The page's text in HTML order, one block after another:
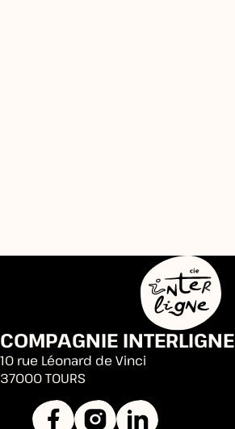
COMPAGNIE INTERLIGNE
10 rue Léonard de Vinci
37000 TOURS